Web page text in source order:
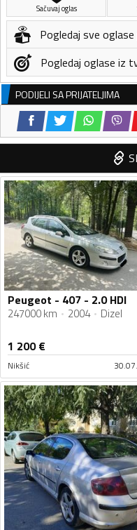
Sačuvaj oglas
Pogledaj sve
Pogledaj oglase iz
PODIJELI SA PRIJATELJIMA
Peugeot - 407 - 2.0 HDI
247000 km 2004 Dizel
1 200€
Nikšić